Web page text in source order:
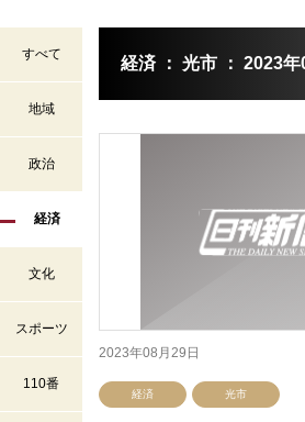
すべて
地域
政治
経済
文化
スポーツ
110番
経済 ： 光市 ： 2023
2023年08月29日
経済 光市